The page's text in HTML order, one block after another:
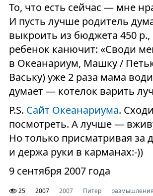
То, что есть сейчас — мне
И пусть лучше родитель
выкроить из бюджета 450 р.,
ребенок канючит: «Своди
в Океанариум, Машку /
Ваську) уже 2 раза мама
думает — котелок варить
P.S. Сайт Океанариума.
посмотреть. А лучше —
Но только присматривая за
и держа руки в карманах:-))
9 сентября 2007 года
25 2007 2007 Питер размышления